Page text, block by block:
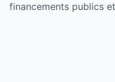
financements publics